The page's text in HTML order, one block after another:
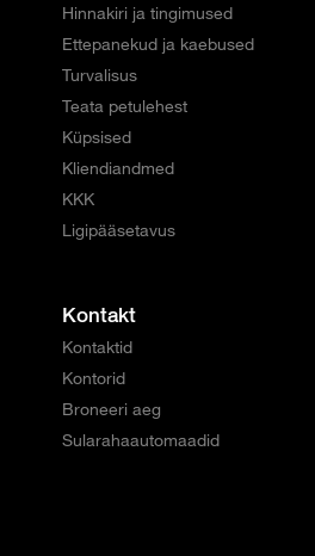
Hinnakiri ja tingimused
Ettepanekud ja kaebused
Turvalisus
Teata petulehest
Küpsised
Kliendiandmed
KKK
Ligipääsetavus
Kontakt
Kontaktid
Kontorid
Broneeri aeg
Sularahaautomaadid